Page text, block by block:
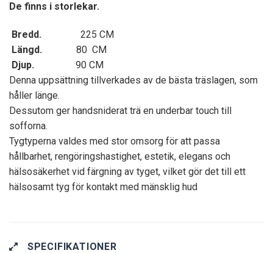
De finns i storlekar.
Bredd.
225 CM
Längd.
80 CM
Djup. 90 CM
Denna uppsättning tillverkades av de bästa träslagen, som
håller länge.
Dessutom ger handsniderat trä en underbar touch till
sofforna.
Tygtyperna valdes med stor omsorg för att passa
hållbarhet, rengöringshastighet, estetik, elegans och
hälsosäkerhet vid färgning av tyget, vilket gör det till ett
hälsosamt tyg för kontakt med mänsklig hud
SPECIFIKATIONER